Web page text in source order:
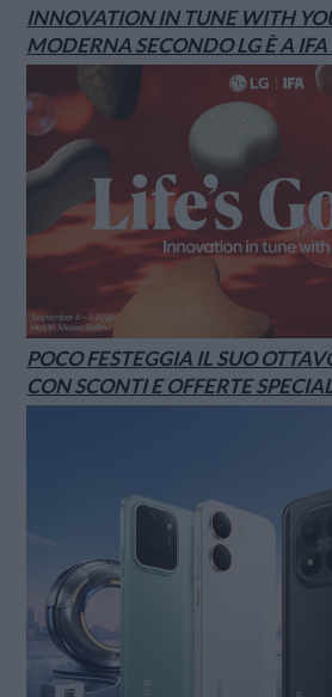
INNOVATION IN TUNE WITH
MODERNA SECONDO LG È A
POCO FESTEGGIA IL SUO
CON SCONTI E OFFERTE